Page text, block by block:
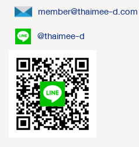
member@thaimee-d.com
@thaimee-d